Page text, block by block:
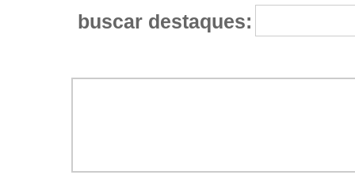
buscar destaques: